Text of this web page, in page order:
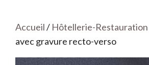
Accueil/ Hôtellerie-Restauration
avec gravure recto-verso